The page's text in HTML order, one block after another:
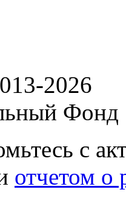
2026
с
отчетом о